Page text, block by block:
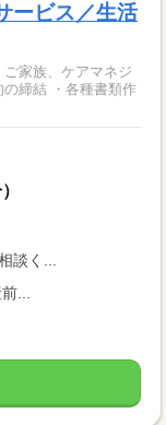
ービス／生活
家族、ケアマネジ
締結 ・各種書類作
談く...
...